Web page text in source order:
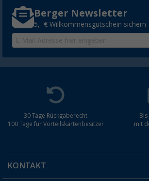
Berger Newsletter
5,- € Willkommensgutschein sichern
30 Tage Rückgaberecht
100 Tage für Vorteilskartenbesitzer
mit
KONTAKT